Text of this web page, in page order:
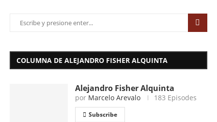
COLUMNA DE ALEJANDRO FISHER ALQUINTA
Alejandro Fisher Alquinta
por Marcelo Arevalo 183 Episodes
Subscribe